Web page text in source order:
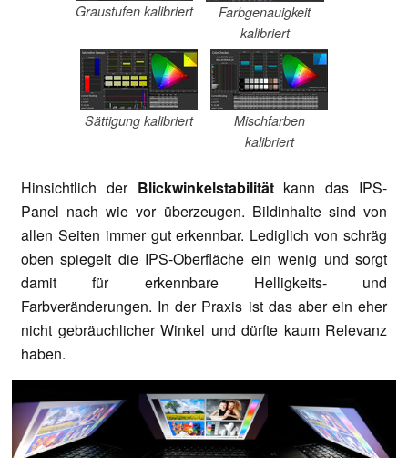
Graustufen kalibriert
Farbgenauigkeit
kalibriert
Sättigung kalibriert
Mischfarben
kalibriert
Hinsichtlich derBlickwinkelstabilitätkann das IPS-
Panel nach wie vor überzeugen. Bildinhalte sind von
allen Seiten immer gut erkennbar. Lediglich von schräg
oben spiegelt die IPS-Oberfläche ein wenig und sorgt
damit für erkennbare Helligkeits- und
Farbveränderungen. In der Praxis ist das aber ein eher
nicht gebräuchlicher Winkel und dürfte kaum Relevanz
haben.